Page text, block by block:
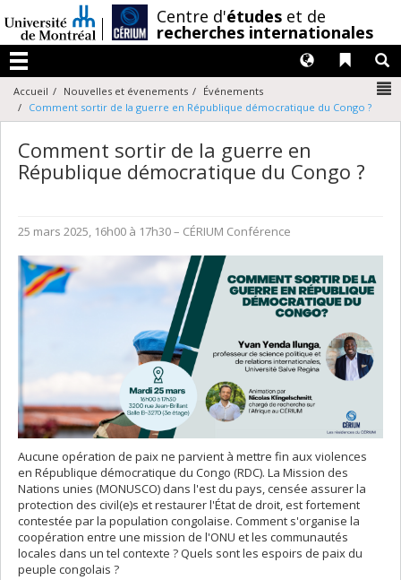
au
contenu
Centre d'études et de
recherches internationales
Menu
Liens
Langues
Accueil Nouvelles et évenements
Événements
Comment sortir de la guerre en République démocratique du Congo ?
Comment sortir de la guerre en
République démocratique du Congo ?
25 mars 2025, 16h00 à 17h30– CÉRIUM Conférence
Aucune opération de paix ne parvient à mettre fin aux violences
en République démocratique du Congo (RDC). La Mission des
Nations unies (MONUSCO) dans l'est du pays, censée assurer la
protection des civil(e)s et restaurer l'État de droit, est fortement
contestée par la population congolaise. Comment s'organise la
coopération entre une mission de l'ONU et les communautés
locales dans un tel contexte ? Quels sont les espoirs de paix du
peuple congolais ?